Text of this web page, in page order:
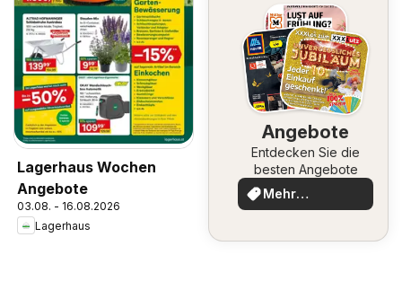
Lagerhaus Wochen
Angebote
03.08. - 16.08.2026
Lagerhaus
Angebote
Entdecken Sie die
besten Angebote
Mehr
entdecken